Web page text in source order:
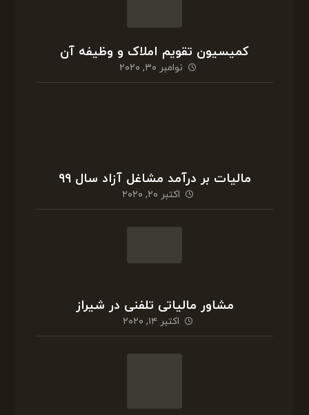
کمیسیون تقویم املاک و وظیفه آن
نوامبر ۳۰, ۲۰۲۰
مالیات بر درآمد مشاغل آزاد سال ۹۹
اکتبر ۲۰, ۲۰۲۰
مشاور مالیاتی تلفنی در شیراز
اکتبر ۱۴, ۲۰۲۰